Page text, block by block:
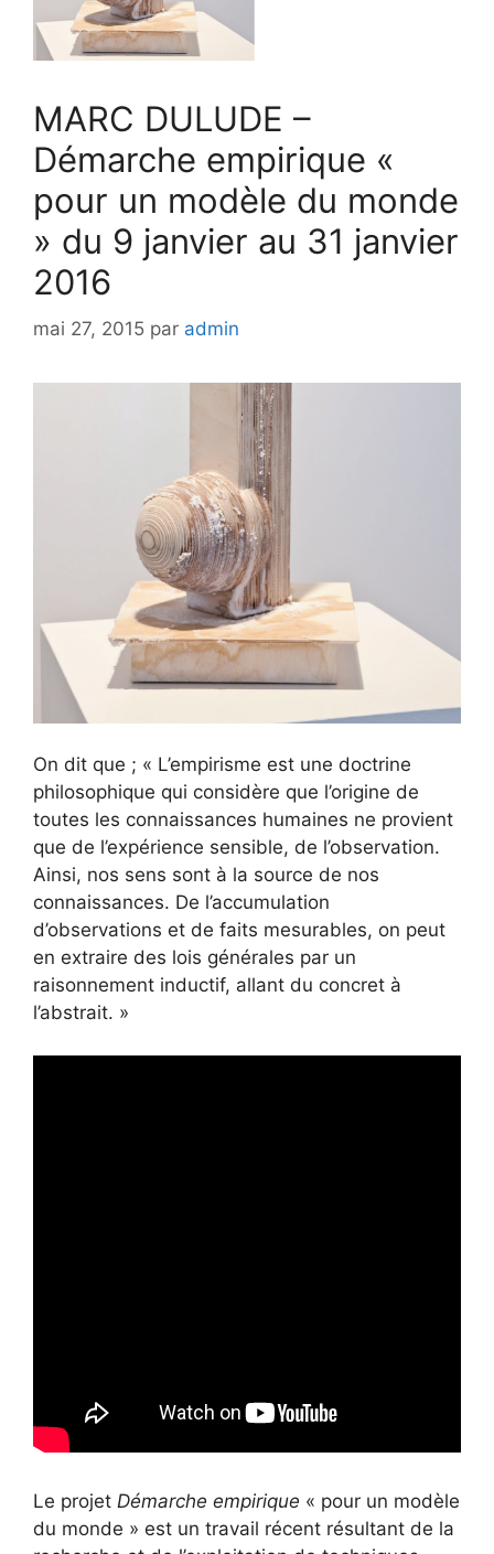
MARC DULUDE –
Démarche empirique «
pour un modèle du monde
» du 9 janvier au 31 janvier
2016
mai 27, 2015 par admin
On dit que ; « L’empirisme est une doctrine
philosophique qui considère que l’origine de
toutes les connaissances humaines ne provient
que de l’expérience sensible, de l’observation.
Ainsi, nos sens sont à la source de nos
connaissances. De l’accumulation
d’observations et de faits mesurables, on peut
en extraire des lois générales par un
raisonnement inductif, allant du concret à
l’abstrait. »
Le projet Démarche empirique « pour un modèle
du monde » est un travail récent résultant de la